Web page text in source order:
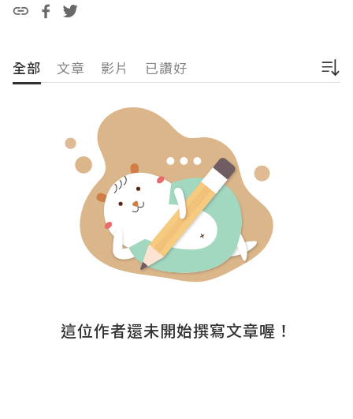
全部 文章 影片 已讚好
這位作者還未開始撰寫文章喔！